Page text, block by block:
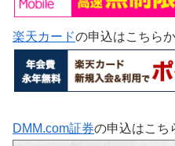
楽天カードの申込はこちら
DMM.com証券の申込はこち